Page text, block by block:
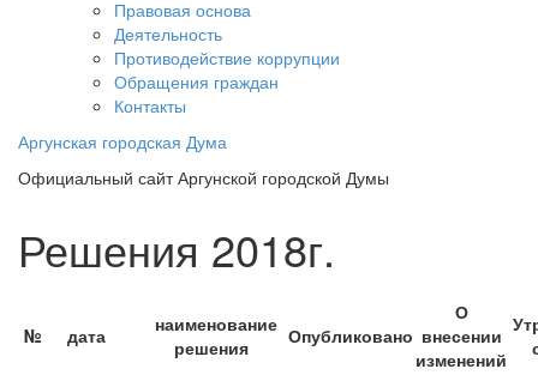
Правовая основа
Деятельность
Противодействие коррупции
Обращения граждан
Контакты
Аргунская городская Дума
Официальный сайт Аргунской городской Думы
Решения 2018г.
№ дата
наименование
решения
Опубликовано
О
внесении
изменений